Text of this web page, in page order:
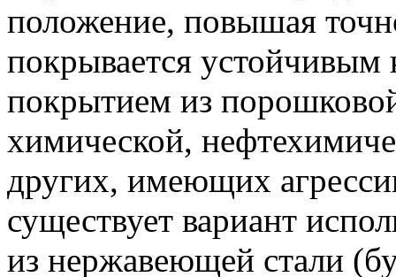
положение, повышая
покрывается
покрытием из
химической,
других, имеющих
существует вариант
из нержавеющей стали